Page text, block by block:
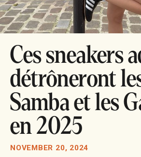
Ces sneakers
détrôneront
Samba et les
en 2025
NOVEMBER 20, 2024